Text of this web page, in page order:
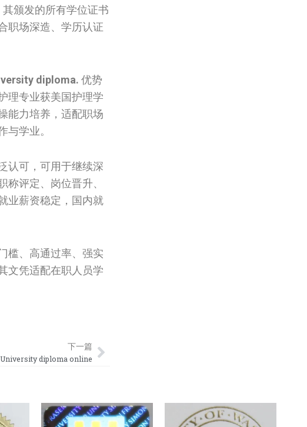
颁发的所有学位证书
职场深造、学历认证
diploma. 优势
理专业获美国护理学
能力培养，适配职场
学业。
认可，可用于继续深
评定、岗位晋升、
业薪资稳定，国内就
槛、高通过率、强实
文凭适配在职人员学
下一篇
diploma online